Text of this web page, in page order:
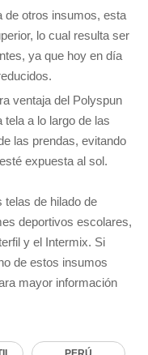
de otros insumos, esta
lo cual resulta ser
ya que hoy en día
ventaja del Polyspun
a lo largo de las
las prendas, evitando
expuesta al sol.
de hilado de
deportivos escolares,
y el Intermix. Si
de estos insumos
mayor información